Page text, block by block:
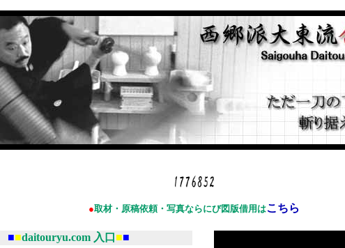
●取材・原稿依頼・写真ならにび図版借用はこちら
■■daitouryu.com 入口 ■■